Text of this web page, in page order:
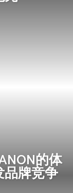
的体
牌竞争